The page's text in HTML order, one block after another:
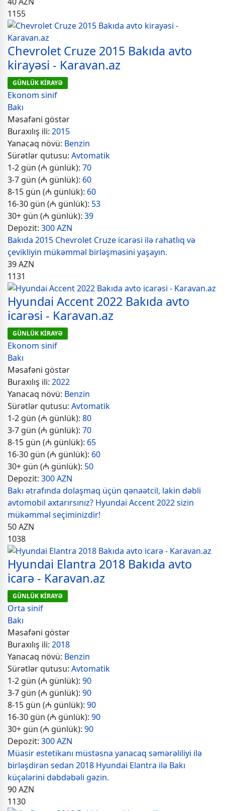
1155
Chevrolet Cruze 2015 Bakıda avto
kirayəsi - Karavan.az
GÜNLÜK KİRAYƏ
Ekonom sinif
Bakı
Məsafəni göstər
Buraxılış ili: 2015
Yanacaq növü: Benzin
Sürətlər qutusu: Avtomatik
1-2 gün (₼ günlük): 70
3-7 gün (₼ günlük): 60
8-15 gün (₼ günlük): 60
16-30 gün (₼ günlük): 53
30+ gün (₼ günlük): 39
Depozit: 300 AZN
Bakıda 2015 Chevrolet Cruze icarəsi ilə rahatlıq və
çevikliyin mükəmməl birləşməsini yaşayın.
39AZN
1131
Hyundai Accent 2022 Bakıda avto
icarəsi - Karavan.az
GÜNLÜK KİRAYƏ
Ekonom sinif
Bakı
Məsafəni göstər
Buraxılış ili: 2022
Yanacaq növü: Benzin
Sürətlər qutusu: Avtomatik
1-2 gün (₼ günlük): 80
3-7 gün (₼ günlük): 70
8-15 gün (₼ günlük): 65
16-30 gün (₼ günlük): 60
30+ gün (₼ günlük): 50
Depozit: 300 AZN
Bakı ətrafında dolaşmaq üçün qənaətcil, lakin dəbli
avtomobil axtarırsınız? Hyundai Accent 2022 sizin
mükəmməl seçiminizdir!
50AZN
1038
Hyundai Elantra 2018 Bakıda avto
icarə - Karavan.az
GÜNLÜK KİRAYƏ
Orta sinif
Bakı
Məsafəni göstər
Buraxılış ili: 2018
Yanacaq növü: Benzin
Sürətlər qutusu: Avtomatik
1-2 gün (₼ günlük): 90
3-7 gün (₼ günlük): 90
8-15 gün (₼ günlük): 90
16-30 gün (₼ günlük): 90
30+ gün (₼ günlük): 90
Depozit: 300 AZN
Müasir estetikanı müstəsna yanacaq səmərəliliyi ilə
birləşdirən sedan 2018 Hyundai Elantra ilə Bakı
küçələrini dəbdəbəli gəzin.
90AZN
1130